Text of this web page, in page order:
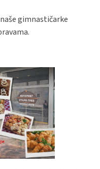
gimnastičarke